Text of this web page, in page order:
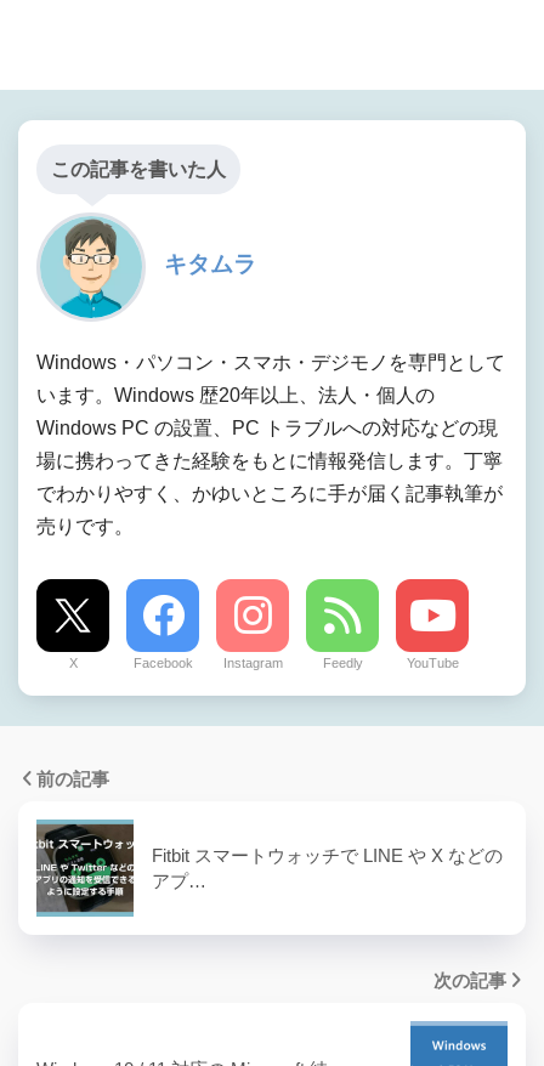
この記事を書いた人
キタムラ
Windows・パソコン・スマホ・デジモノを専門として
います。Windows 歴20年以上、法人・個人の
Windows PC の設置、PC トラブルへの対応などの現
場に携わってきた経験をもとに情報発信します。丁寧
でわかりやすく、かゆいところに手が届く記事執筆が
売りです。
X Facebook Instagram Feedly YouTube
前の記事
Fitbit スマートウォッチで LINE や X などの
アプ…
次の記事